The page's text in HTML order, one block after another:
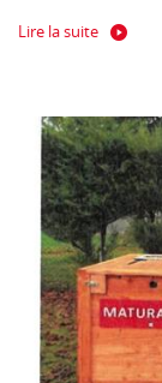
Lire la suite